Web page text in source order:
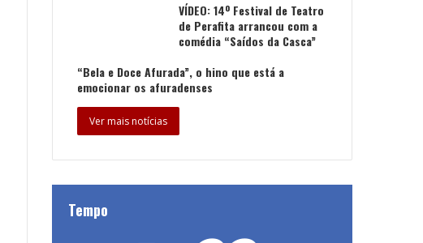
VÍDEO: 14º Festival de Teatro
de Perafita arrancou com a
comédia “Saídos da Casca”
“Bela e Doce Afurada”, o hino que está a
emocionar os afuradenses
Ver mais notícias
Tempo